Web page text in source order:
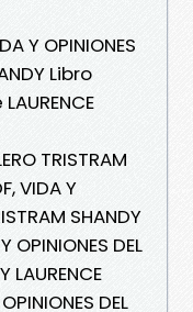
Y OPINIONES
Libro
TRISTRAM
VIDA Y
SHANDY
OPINIONES DEL
LAURENCE
DEL